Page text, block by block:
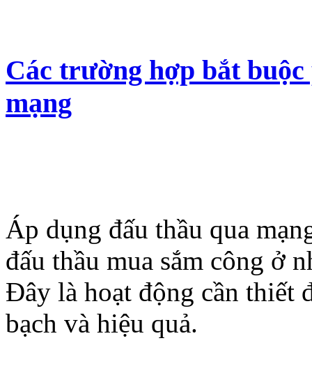
Các trường hợp bắt
mạng
Áp dụng đấu thầu qua
đấu thầu mua sắm công ở
Đây là hoạt động cần thiết
bạch và hiệu quả.